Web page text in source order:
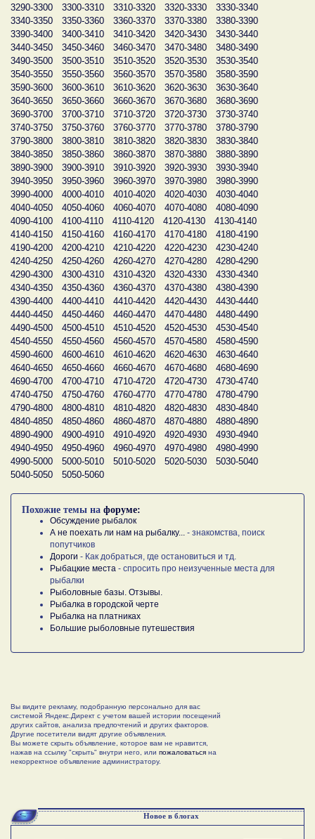
3290-3300
3300-3310 3310-3320 3320-3330
3330-3340
3340-3350
3350-3360 3360-3370 3370-3380
3380-3390
3390-3400
3400-3410 3410-3420 3420-3430
3430-3440
3440-3450
3450-3460 3460-3470 3470-3480
3480-3490
3490-3500
3500-3510 3510-3520 3520-3530
3530-3540
3540-3550
3550-3560 3560-3570 3570-3580
3580-3590
3590-3600
3600-3610 3610-3620 3620-3630
3630-3640
3640-3650
3650-3660 3660-3670 3670-3680
3680-3690
3690-3700
3700-3710 3710-3720 3720-3730
3730-3740
3740-3750
3750-3760 3760-3770 3770-3780
3780-3790
3790-3800
3800-3810 3810-3820 3820-3830
3830-3840
3840-3850
3850-3860 3860-3870 3870-3880
3880-3890
3890-3900
3900-3910 3910-3920 3920-3930
3930-3940
3940-3950
3950-3960 3960-3970 3970-3980
3980-3990
3990-4000
4000-4010 4010-4020 4020-4030
4030-4040
4040-4050
4050-4060 4060-4070 4070-4080
4080-4090
4090-4100
4100-4110 4110-4120 4120-4130
4130-4140
4140-4150
4150-4160 4160-4170 4170-4180
4180-4190
4190-4200
4200-4210 4210-4220 4220-4230
4230-4240
4240-4250
4250-4260 4260-4270 4270-4280
4280-4290
4290-4300
4300-4310 4310-4320 4320-4330
4330-4340
4340-4350
4350-4360 4360-4370 4370-4380
4380-4390
4390-4400
4400-4410 4410-4420 4420-4430
4430-4440
4440-4450
4450-4460 4460-4470 4470-4480
4480-4490
4490-4500
4500-4510 4510-4520 4520-4530
4530-4540
4540-4550
4550-4560 4560-4570 4570-4580
4580-4590
4590-4600
4600-4610 4610-4620 4620-4630
4630-4640
4640-4650
4650-4660 4660-4670 4670-4680
4680-4690
4690-4700
4700-4710 4710-4720 4720-4730
4730-4740
4740-4750
4750-4760 4760-4770 4770-4780
4780-4790
4790-4800
4800-4810 4810-4820 4820-4830
4830-4840
4840-4850
4850-4860 4860-4870 4870-4880
4880-4890
4890-4900
4900-4910 4910-4920 4920-4930
4930-4940
4940-4950
4950-4960 4960-4970 4970-4980
4980-4990
4990-5000
5000-5010 5010-5020 5020-5030
5030-5040
5040-5050
5050-5060
Похожие темы на форуме:
Обсуждение рыбалок
А не поехать ли нам на рыбалку... - знакомства, поиск
попутчиков
Дороги - Как добраться, где остановиться и тд.
Рыбацкие места - спросить про неизученные места для
рыбалки
Рыболовные базы. Отзывы.
Рыбалка в городской черте
Рыбалка на платниках
Большие рыболовные путешествия
Вы видите рекламу, подобранную персонально для вас
системой Яндекс.Директ с учетом вашей истории посещений
других сайтов, анализа предпочтений и других факторов.
Другие посетители видят другие объявления.
Вы можете скрыть объявление, которое вам не нравится,
нажав на ссылку "скрыть" внутри него, или пожаловаться на
некорректное объявление администратору.
Новое в блогах